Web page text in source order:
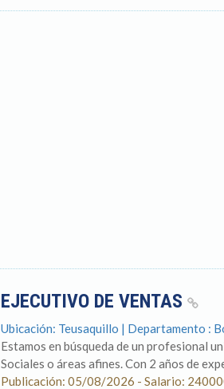
EJECUTIVO DE VENTAS
Ubicación: Teusaquillo | Departamento :
Estamos en búsqueda de un profesional
Sociales o áreas afines. Con 2 años de
Publicación: 05/08/2026 - Salario: